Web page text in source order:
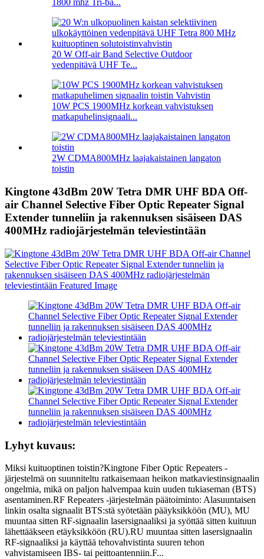
1800 mhz Tri-ba...
20 W Off-air Band Selective Outdoor
vedenpitävä UHF Te...
10W PCS 1900MHz korkean vahvistuksen
matkapuhelinsignaali...
2W CDMA800MHz laajakaistainen langaton
toistin
Kingtone 43dBm 20W Tetra DMR UHF BDA Off-
air Channel Selective Fiber Optic Repeater Signal
Extender tunneliin ja rakennuksen sisäiseen DAS
400MHz radiojärjestelmän televiestintään
Lyhyt kuvaus:
Miksi kuituoptinen toistin?Kingtone Fiber Optic Repeaters -
järjestelmä on suunniteltu ratkaisemaan heikon matkaviestinsignaalin
ongelmia, mikä on paljon halvempaa kuin uuden tukiaseman (BTS)
asentaminen.RF Repeaters -järjestelmän päätoiminto: Alasuuntaisen
linkin osalta signaalit BTS:stä syötetään pääyksikköön (MU), MU
muuntaa sitten RF-signaalin lasersignaaliksi ja syöttää sitten kuituun
lähettääkseen etäyksikköön (RU).RU muuntaa sitten lasersignaalin
RF-signaaliksi ja käyttää tehovahvistinta suuren tehon
vahvistamiseen IBS- tai peittoantenniin.F...